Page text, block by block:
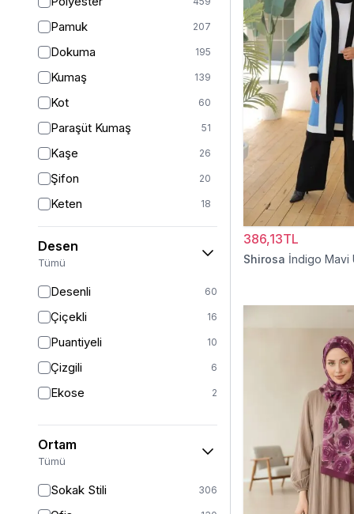
Pamuk 207
Dokuma 195
Kumaş 139
Kot 60
Paraşüt Kumaş 51
Kaşe 26
Şifon 20
Keten 18
Viskon 17
Saten 15
Peluş 2
Jarse
Kadife
Desen
Tümü
Desenli 60
Çiçekli 16
Puantiyeli 10
Çizgili 6
Ekose 2
Ortam
Tümü
Sokak Stili 306
386,13TL
Shirosa İndigo Mavi